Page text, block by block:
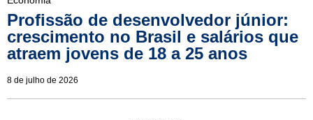
Profissão de desenvolvedor júnior:
crescimento no Brasil e salários que
atraem jovens de 18 a 25 anos
8 de julho de 2026